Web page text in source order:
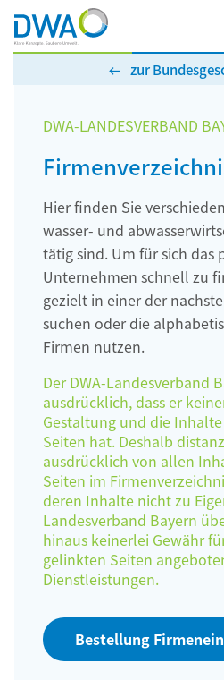
zur
DWA-LANDESVERBAND
Hier finden Sie
wasser- und
tätig sind. Um für sich das
Unternehmen schnell zu
gezielt in einer der
suchen oder die
Firmen nutzen.
Der DWA-Landesverband
ausdrücklich, dass er
Gestaltung und die
Seiten hat. Deshalb
ausdrücklich von allen
Seiten im
deren Inhalte nicht zu
Landesverband Bayern
hinaus keinerlei Gewähr
gelinkten Seiten
Dienstleistungen.
Bestellung